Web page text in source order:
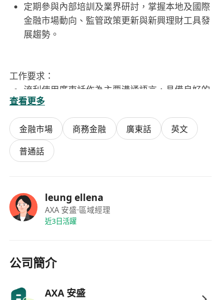
定期參與內部培訓及業界研討，掌握本地及國際
金融市場動向、監管政策更新與新興理財工具發
展趨勢。
工作要求：
流利使用廣東話作為主要溝通語言，具備良好的
普通話及英文聽說讀寫能力，能獨立處理雙語文
件及跨文化客戶對話。
對財務規劃具高度熱忱與責任感，具備邏輯分析
能力、敏銳的市場洞察力及優秀的客戶關係管理
技巧。
業的人士申請。
持有香港永久居民身份，或符合高才通、優才
通、IANG、受養人簽證及其他合法在港工作資
能配合彈性工作安排，每週工作約5天，每日工
時4至8小時，具備時間管理能力及自主推動業務
查看更多
金融市場 商務金融 廣東話
英文
普通話
leung ellena
AXA 安盛·區域經理
近3日活躍
公司簡介
AXA 安盛